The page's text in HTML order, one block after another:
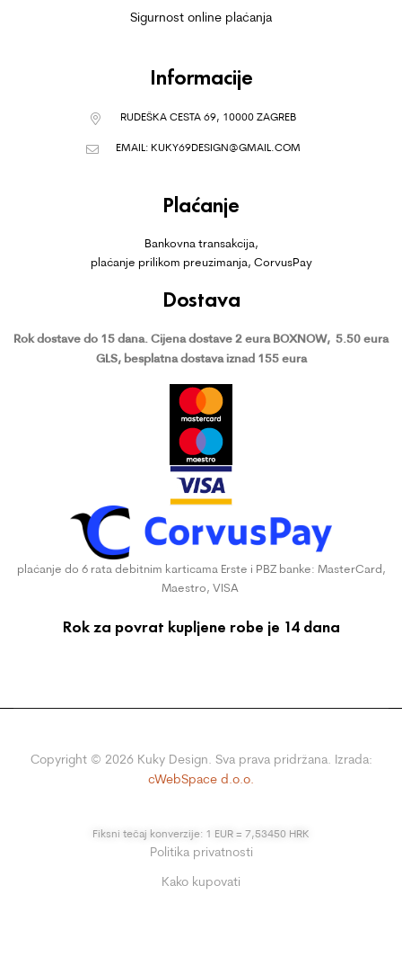
Sigurnost online plaćanja
Informacije
RUDEŠKA CESTA 69, 10000 ZAGREB
EMAIL: KUKY69DESIGN@GMAIL.COM
Plaćanje
Bankovna transakcija,
plaćanje prilikom preuzimanja, CorvusPay
Dostava
Rok dostave do 15 dana. Cijena dostave 2 eura BOXNOW, 5.50 eura
GLS, besplatna dostava iznad 155 eura
plaćanje do 6 rata debitnim karticama Erste i PBZ banke: MasterCard,
Maestro, VISA
Rok za povrat kupljene robe je 14 dana
Copyright © 2026Kuky Design. Sva prava pridržana. Izrada:
cWebSpace d.o.o.
Fiksni tečaj konverzije: 1 EUR = 7,53450 HRK
Politika privatnosti
Kako kupovati